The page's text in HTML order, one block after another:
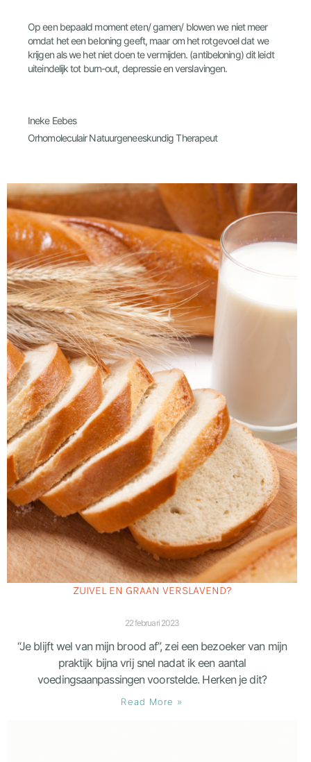
Op een bepaald moment eten/ gamen/ blowen we niet meer
omdat het een beloning geeft, maar om het rotgevoel dat we
krijgen als we het niet doen te vermijden. (antibeloning) dit leidt
uiteindelijk tot burn-out, depressie en verslavingen.
Ineke Eebes
Orhomoleculair Natuurgeneeskundig Therapeut
ZUIVEL EN GRAAN VERSLAVEND?
22 februari 2023
“Je blijft wel van mijn brood af”, zei een bezoeker van mijn
praktijk bijna vrij snel nadat ik een aantal
voedingsaanpassingen voorstelde. Herken je dit?
Read More »